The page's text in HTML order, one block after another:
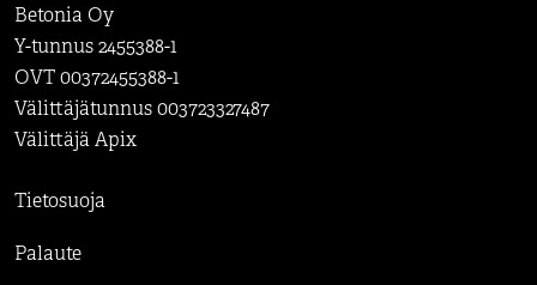
Betonia Oy
Y-tunnus 2455388-1
OVT 00372455388-1
Välittäjätunnus 003723327487
Välittäjä Apix
Tietosuoja
Palaute